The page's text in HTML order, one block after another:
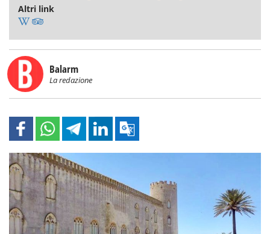
Altri link
Balarm
La redazione